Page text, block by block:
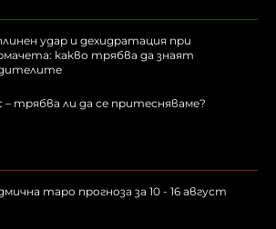
удар и дехидратация при
какво трябва да знаят
– трябва ли да се притесняваме?
таро прогноза за 10 - 16 август